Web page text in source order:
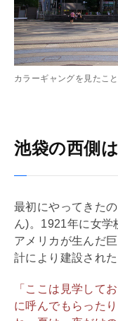
カラーギャングを見たこ
池袋の西側
最初にやってきた
ん)。1921年に女学
アメリカが生んだ
計により建設され
「ここは見学して
に呼んでもらった